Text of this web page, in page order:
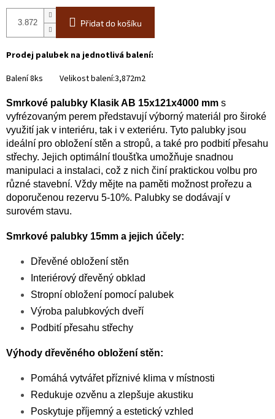
Přidat do košíku
Prodej palubek na jednotlivá balení:
Balení 8ks Velikost balení:3,872m2
Smrkové palubky Klasik AB 15x121x4000 mm s
vyfrézovaným perem představují výborný materiál pro široké
využití jak v interiéru, tak i v exteriéru. Tyto palubky jsou
ideální pro obložení stěn a stropů, a také pro podbití přesahu
střechy. Jejich optimální tloušťka umožňuje snadnou
manipulaci a instalaci, což z nich činí praktickou volbu pro
různé stavební. Vždy mějte na paměti možnost prořezu a
doporučenou rezervu 5-10%. Palubky se dodávají v
surovém stavu.
Smrkové palubky 15mm a jejich účely:
Dřevěné obložení stěn
Interiérový dřevěný obklad
Stropní obložení pomocí palubek
Výroba palubkových dveří
Podbití přesahu střechy
Výhody dřevěného obložení stěn:
Pomáhá vytvářet příznivé klima v místnosti
Redukuje ozvěnu a zlepšuje akustiku
Poskytuje příjemný a estetický vzhled